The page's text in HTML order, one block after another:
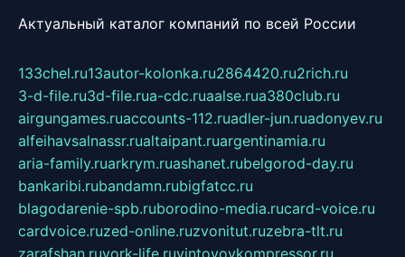
Актуальный каталог компаний по всей России
133chel.ru13autor-kolonka.ru2864420.ru2rich.ru
3-d-file.ru3d-file.rua-cdc.ruaalse.rua380club.ru
airgungames.ruaccounts-112.ruadler-jun.ruadonyev.ru
alfeihavsalnassr.rualtaipant.ruargentinamia.ru
aria-family.ruarkrym.ruashanet.rubelgorod-day.ru
bankaribi.rubandamn.rubigfatcc.ru
blagodarenie-spb.ruborodino-media.rucard-voice.ru
cardvoice.ruzed-online.ruzvonitut.ruzebra-tlt.ru
zarafshan.ruyork-life.ruvintovoykompressor.ru